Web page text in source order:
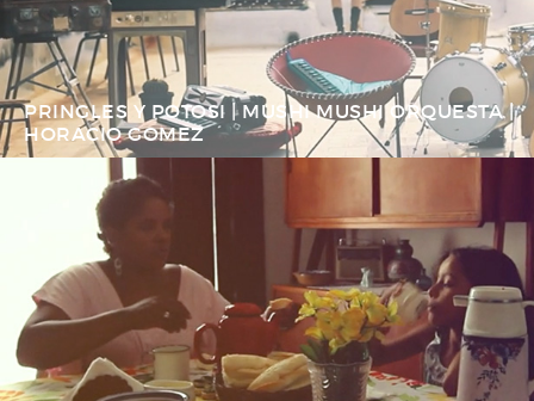
PRINGLES Y POTOSI | MUSHI MUSHI ORQUESTA |
HORACIO GOMEZ